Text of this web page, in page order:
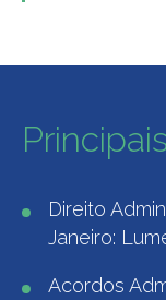
Direito
Janeiro:
Acordos